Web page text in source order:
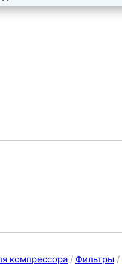
компрессора / Фильтры /